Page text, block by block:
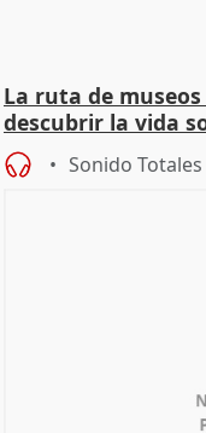
La ruta de
descubrir la vida
Zaragoza ro
Sonido Totales